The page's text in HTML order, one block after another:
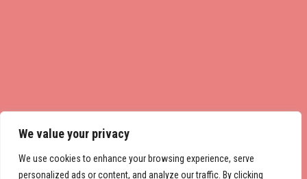
We value your privacy
We use cookies to enhance your browsing experience, serve
personalized ads or content, and analyze our traffic. By clicking